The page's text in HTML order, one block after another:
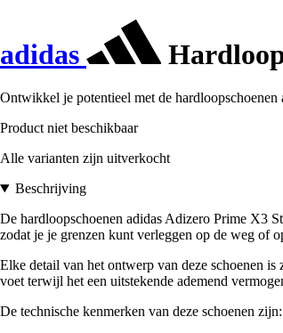
adidas
Ontwikkel je potentieel met de
Product niet beschikbaar
Alle varianten zijn uitverkocht
Beschrijving
De hardloopschoenen adidas Adizero Prime X3
zodat je je grenzen kunt verleggen op de weg of
Elke detail van het ontwerp van deze schoenen
voet terwijl het een uitstekende ademend
De technische kenmerken van deze schoenen zijn: